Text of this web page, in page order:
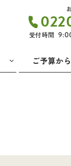
受付時間
ご予算か